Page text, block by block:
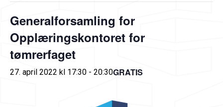
Generalforsamling for
Opplæringskontoret for
tømrerfaget
27. april 2022 kl 17:30 - 20:30GRATIS